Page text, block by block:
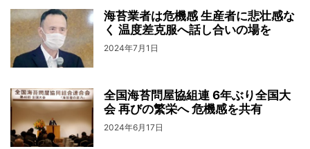
海苔業者は危機感 生産者に悲壮感な
く 温度差克服へ話し合いの場を
2024年7月1日
全国海苔問屋協組連 6年ぶり全国大
会 再びの繁栄へ 危機感を共有
2024年6月17日